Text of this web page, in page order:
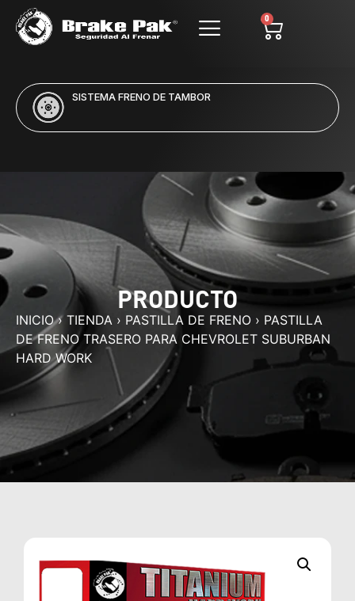
0
SISTEMA FRENO DE TAMBOR
PRODUCTO
INICIO› TIENDA › PASTILLA DE FRENO › PASTILLA
DE FRENO TRASERO PARA CHEVROLET SUBURBAN
HARD WORK